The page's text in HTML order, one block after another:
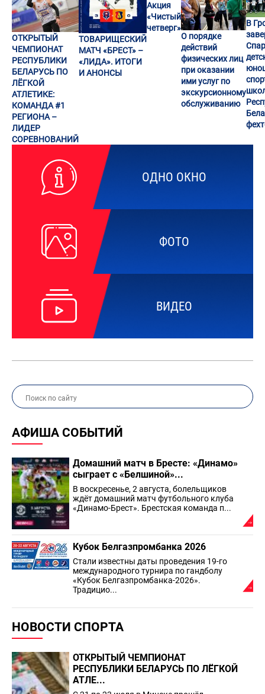
ОДНО ОКНО
ФОТО
ВИДЕО
АФИША СОБЫТИЙ
Домашний матч в Бресте: «Динамо»
сыграет с «Белшиной»...
В воскресенье, 2 августа, болельщиков
ждёт домашний матч футбольного клуба
«Динамо-Брест». Брестская команда п...
Кубок Белгазпромбанка 2026
Стали известны даты проведения 19-го
международного турнира по гандболу
«Кубок Белгазпромбанка-2026».
Традицио...
НОВОСТИ СПОРТА
ОТКРЫТЫЙ ЧЕМПИОНАТ
РЕСПУБЛИКИ БЕЛАРУСЬ ПО ЛЁГКОЙ
АТЛЕ...
ОТКРЫТЫЙ
ЧЕМПИОНАТ
РЕСПУБЛИКИ
БЕЛАРУСЬ ПО
ЛЁГКОЙ
АТЛЕТИКЕ:
КОМАНДА #1
РЕГИОНА –
ЛИДЕР
СОРЕВНОВАНИЙ
ТОВАРИЩЕСКИЙ
МАТЧ «БРЕСТ» –
«ЛИДА». ИТОГИ
И АНОНСЫ
Акция
«Чистый
четверг»
О порядке
действий
физических лиц
при оказании
ими услуг по
экскурсионному
обслуживанию
В